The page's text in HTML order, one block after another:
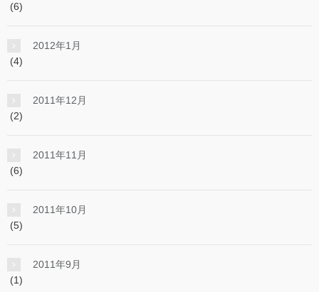
(6)
2012年1月
(4)
2011年12月
(2)
2011年11月
(6)
2011年10月
(5)
2011年9月
(1)